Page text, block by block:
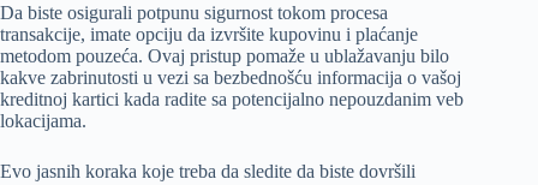
Da biste osigurali potpunu sigurnost tokom procesa
transakcije, imate opciju da izvršite kupovinu i plaćanje
metodom pouzeća. Ovaj pristup pomaže u ublažavanju bilo
kakve zabrinutosti u vezi sa bezbednošću informacija o vašoj
kreditnoj kartici kada radite sa potencijalno nepouzdanim veb
lokacijama.
Evo jasnih koraka koje treba da sledite da biste dovršili